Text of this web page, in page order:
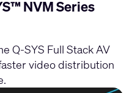
NVM Series
Q-SYS Full Stack AV
video distribution